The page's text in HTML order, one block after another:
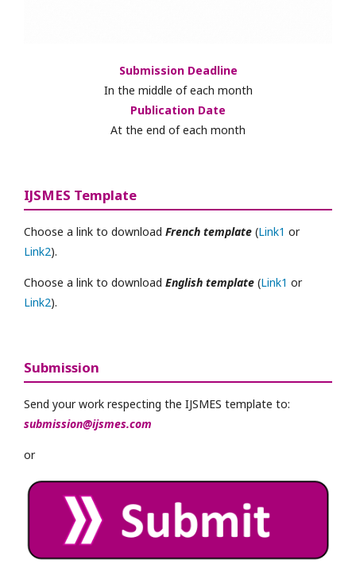
Submission Deadline
In the middle of each month
Publication Date
At the end of each month
IJSMES Template
Choose a link to download French template (Link1 or
Link2).
Choose a link to download English template (Link1 or
Link2).
Submission
Send your work respecting the IJSMES template to:
submission@ijsmes.com
or